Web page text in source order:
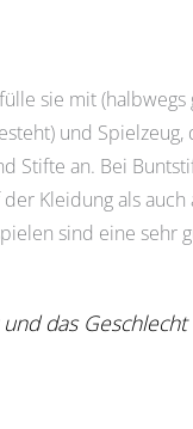
sie mit
und
Stifte an. Bei
Kleidung als
sind eine sehr
das